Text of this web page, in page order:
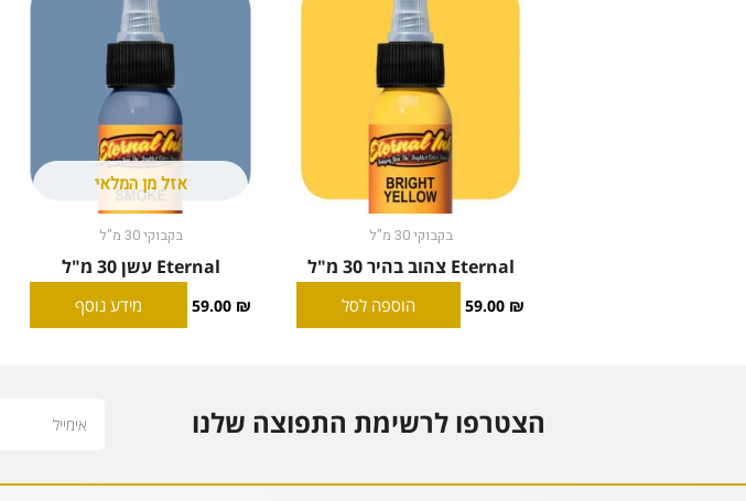
בקבוקי 30 מ"ל
Eternal צהוב בהיר 30 מ"ל
59.00 ₪ הוספה לסל
אזל מן המלאי
בקבוקי 30 מ"ל
Eternal עשן 30 מ"ל
59.00 ₪ מידע נוסף
הצטרפו לרשימת התפוצה שלנו